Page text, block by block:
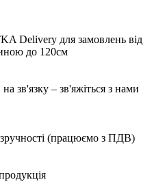
Delivery для замовлень від
до 120см
зв'язку – зв'яжіться з нами
зручності (працюємо з ПДВ)